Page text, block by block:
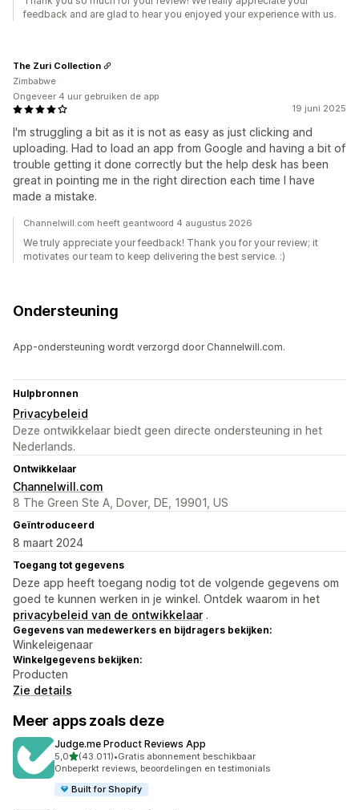
feedback and are glad to hear you enjoyed your experience with us.
19 juni 2025
I'm struggling a bit as it is not as easy as just clicking and
uploading. Had to load an app from Google and having a bit of
trouble getting it done correctly but the help desk has been
great in pointing me in the right direction each time I have
made a mistake.
The Zuri Collection
Zimbabwe
Ongeveer 4 uur gebruiken de app
Channelwill.com heeft geantwoord 4 augustus 2026
We truly appreciate your feedback! Thank you for your review; it
motivates our team to keep delivering the best service. :)
Ondersteuning
App-ondersteuning wordt verzorgd door Channelwill.com.
Hulpbronnen
Privacybeleid
Deze ontwikkelaar biedt geen directe ondersteuning in het
Nederlands.
Ontwikkelaar
Channelwill.com
8 The Green Ste A, Dover, DE, 19901, US
Geïntroduceerd
8 maart 2024
Toegang tot gegevens
Deze app heeft toegang nodig tot de volgende gegevens om
goed te kunnen werken in je winkel. Ontdek waarom in het
privacybeleid van de ontwikkelaar .
Gegevens van medewerkers en bijdragers bekijken:
Winkeleigenaar
Winkelgegevens bekijken:
Producten
Zie details
Meer apps zoals deze
Judge.me Product Reviews App
5,0van 5 sterren
(43.011)
43011 recensies in totaal
•Gratis abonnement beschikbaar
Onbeperkt reviews, beoordelingen en testimonials
Built for Shopify